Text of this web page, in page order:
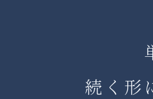
続く形